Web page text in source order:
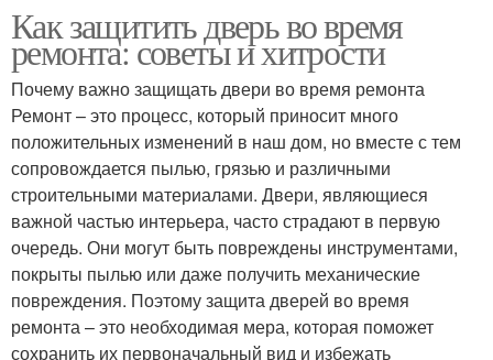
Как защитить дверь во время
ремонта: советы и хитрости
Почему важно защищать двери во время ремонта
Ремонт – это процесс, который приносит много
положительных изменений в наш дом, но вместе с тем
сопровождается пылью, грязью и различными
строительными материалами. Двери, являющиеся
важной частью интерьера, часто страдают в первую
очередь. Они могут быть повреждены инструментами,
покрыты пылью или даже получить механические
повреждения. Поэтому защита дверей во время
ремонта – это необходимая мера, которая поможет
сохранить их первоначальный вид и избежать